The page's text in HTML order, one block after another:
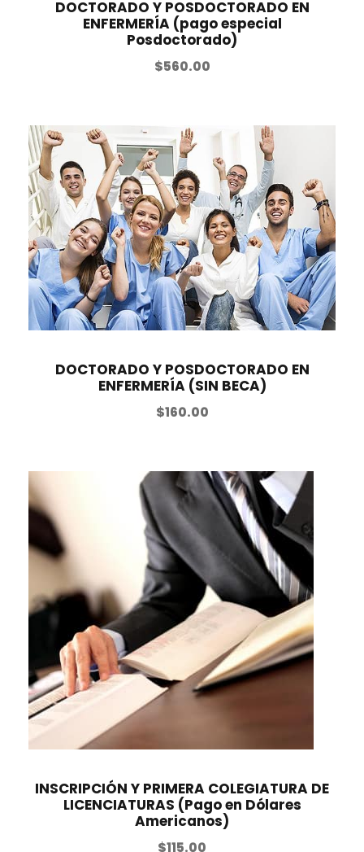
DOCTORADO Y POSDOCTORADO EN
ENFERMERÍA (pago especial
Posdoctorado)
$560.00
DOCTORADO Y POSDOCTORADO EN
ENFERMERÍA (SIN BECA)
$160.00
INSCRIPCIÓN Y PRIMERA COLEGIATURA DE
LICENCIATURAS (Pago en Dólares
Americanos)
$115.00